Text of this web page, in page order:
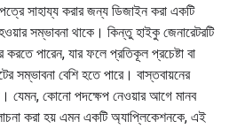
সাহায্য করার জন্য ডিজাইন করা একটি
সম্ভাবনা থাকে। কিন্তু হাইকু জেনারেটরটি
করতে পারেন, যার ফলে প্রতিকূল প্রচেষ্টা বা
সম্ভাবনা বেশি হতে পারে। বাস্তবায়নের
যেমন, কোনো পদক্ষেপ নেওয়ার আগে মানব
করা হয় এমন একটি অ্যাপ্লিকেশনকে, এই